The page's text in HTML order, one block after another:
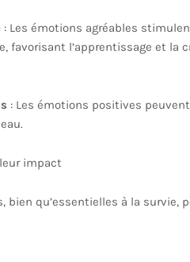
: Les émotions agréables
favorisant l’apprentissage et la
: Les émotions positives
impact
bien qu’essentielles à la